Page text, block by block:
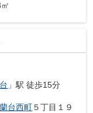
」駅 徒歩15分
台西町５丁目１９